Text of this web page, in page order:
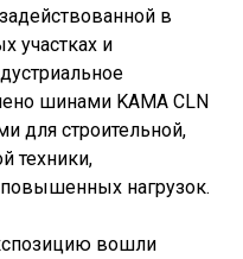
в
участках и
шинами KAMA CLN
для строительной,
техники,
нагрузок.
вошли